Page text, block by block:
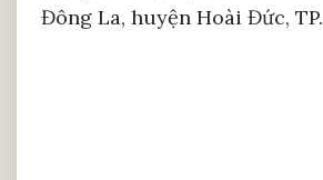
Đông La, huyện Hoài Đức,